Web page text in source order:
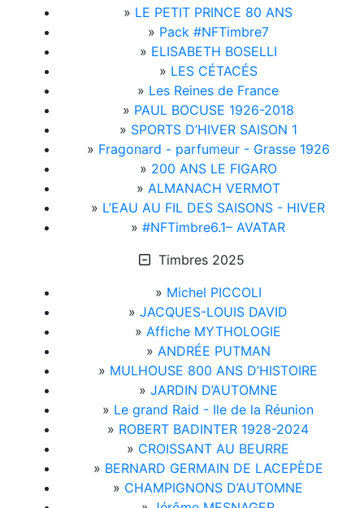
» LE PETIT PRINCE 80 ANS
» Pack #NFTimbre7
» ELISABETH BOSELLI
» LES CÉTACÉS
» Les Reines de France
» PAUL BOCUSE 1926-2018
» SPORTS D’HIVER SAISON 1
» Fragonard - parfumeur - Grasse 1926
» 200 ANS LE FIGARO
» ALMANACH VERMOT
» L’EAU AU FIL DES SAISONS - HIVER
» #NFTimbre6.1– AVATAR
Timbres 2025
» Michel PICCOLI
» JACQUES-LOUIS DAVID
» Affiche MYTHOLOGIE
» ANDRÉE PUTMAN
» MULHOUSE 800 ANS D’HISTOIRE
» JARDIN D’AUTOMNE
» Le grand Raid - Ile de la Réunion
» ROBERT BADINTER 1928-2024
» CROISSANT AU BEURRE
» BERNARD GERMAIN DE LACEPÈDE
» CHAMPIGNONS D’AUTOMNE